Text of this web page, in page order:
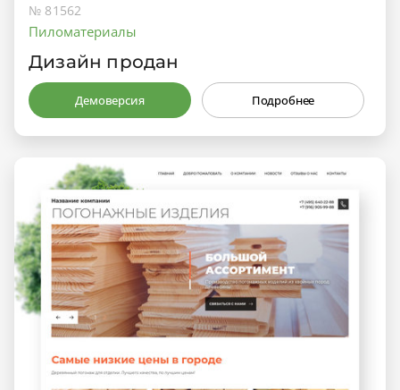
№ 81562
Пиломатериалы
Дизайн продан
Демоверсия Подробнее